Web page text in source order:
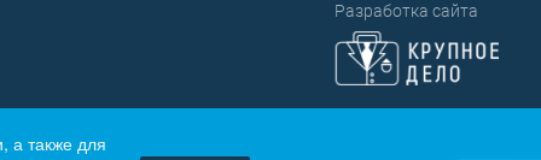
Разработка сайта
а также для